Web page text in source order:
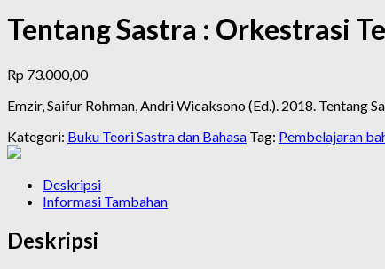
Tentang Sastra : Orkestrasi
Rp 73.000,00
Emzir, Saifur Rohman, Andri Wicaksono (Ed.). 2018.
Kategori: Buku Teori Sastra dan Bahasa Tag: Pembelajaran
Deskripsi
Informasi Tambahan
Deskripsi